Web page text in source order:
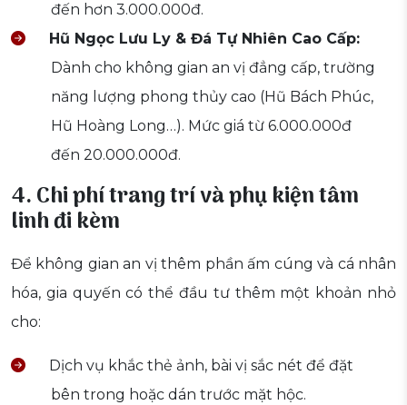
đến hơn 3.000.000đ.
Hũ Ngọc Lưu Ly & Đá Tự Nhiên Cao Cấp:
Dành cho không gian an vị đẳng cấp, trường
năng lượng phong thủy cao (Hũ Bách Phúc,
Hũ Hoàng Long…). Mức giá từ 6.000.000đ
đến 20.000.000đ.
4. Chi phí trang trí và phụ kiện tâm
linh đi kèm
Để không gian an vị thêm phần ấm cúng và cá nhân
hóa, gia quyến có thể đầu tư thêm một khoản nhỏ
cho:
Dịch vụ khắc thẻ ảnh, bài vị sắc nét để đặt
bên trong hoặc dán trước mặt hộc.